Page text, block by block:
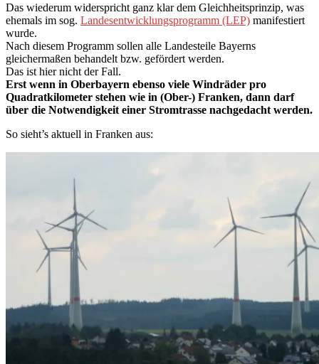
Das wiederum widerspricht ganz klar dem Gleichheitsprinzip, was
ehemals im sog. Landesentwicklungsprogramm (LEP) manifestiert
wurde.
Nach diesem Programm sollen alle Landesteile Bayerns
gleichermaßen behandelt bzw. gefördert werden.
Das ist hier nicht der Fall.
Erst wenn in Oberbayern ebenso viele Windräder pro
Quadratkilometer stehen wie in (Ober-) Franken, dann darf
über die Notwendigkeit einer Stromtrasse nachgedacht werden.
So sieht’s aktuell in Franken aus: